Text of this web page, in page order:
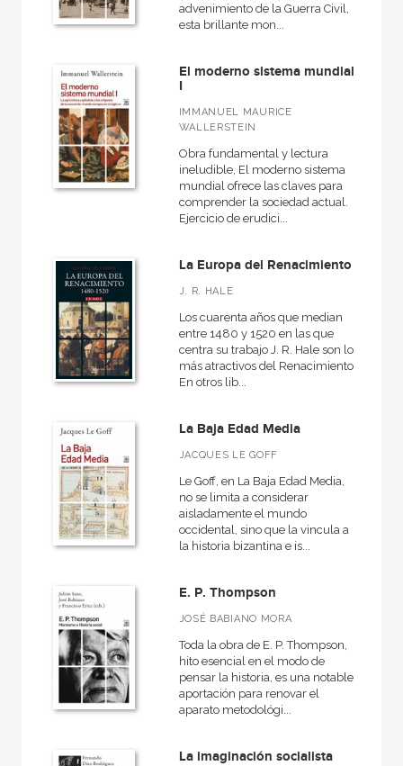
General
Historiografía, metodología y teoría de la historia
VER TODAS... (15)
NUESTRAS COLECCIONES
Biblioteca clásica de Siglo Veintiuno
Ciencias Sociales
Clásicos del pensamiento crítico
Educación
En 90 minutos
Fuera de colección
Hacer Historia
Historia
Historia de Europa
Historia universal
Hitos
Pasados que insisten
Siglo para chicos
Siglo XXI de España General
advenimiento de la Guerra Civil,
esta brillante mon...
El moderno sistema mundial
I
IMMANUEL MAURICE
WALLERSTEIN
Obra fundamental y lectura
ineludible, El moderno sistema
mundial ofrece las claves para
comprender la sociedad actual.
Ejercicio de erudici...
La Europa del Renacimiento
J. R. HALE
Los cuarenta años que median
entre 1480 y 1520 en las que
centra su trabajo J. R. Hale son los
más atractivos del Renacimiento.
En otros lib...
La Baja Edad Media
JACQUES LE GOFF
Le Goff, en La Baja Edad Media,
no se limita a considerar
aisladamente el mundo
occidental, sino que la vincula a
la historia bizantina e is...
E. P. Thompson
JOSÉ BABIANO MORA
Toda la obra de E. P. Thompson,
hito esencial en el modo de
pensar la historia, es una notable
aportación para renovar el
aparato metodológi...
La imaginación socialista